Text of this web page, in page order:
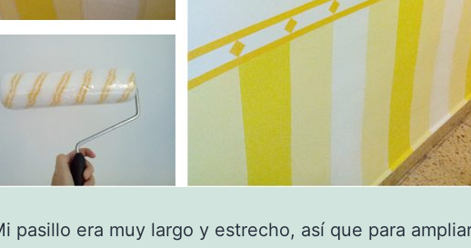
pasillo era muy largo y estrecho, así que para